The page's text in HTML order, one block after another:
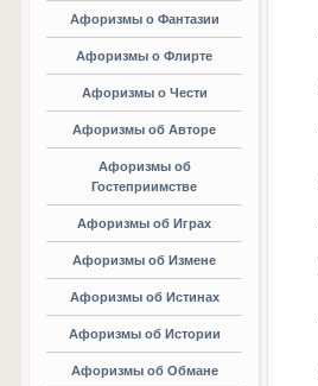
Афоризмы о Фантазии
Афоризмы о Флирте
Афоризмы о Чести
Афоризмы об Авторе
Афоризмы об
Гостеприимстве
Афоризмы об Играх
Афоризмы об Измене
Афоризмы об Истинах
Афоризмы об Истории
Афоризмы об Обмане